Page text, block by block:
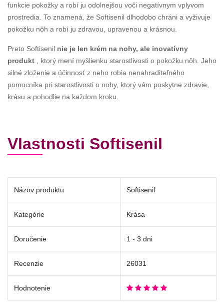
funkcie pokožky a robí ju odolnejšou voči negatívnym vplyvom
prostredia. To znamená, že Softisenil dlhodobo chráni a vyživuje
pokožku nôh a robí ju zdravou, upravenou a krásnou.
Preto Softisenil nie je len krém na nohy, ale inovatívny
produkt , ktorý mení myšlienku starostlivosti o pokožku nôh. Jeho
silné zloženie a účinnosť z neho robia nenahraditeľného
pomocníka pri starostlivosti o nohy, ktorý vám poskytne zdravie,
krásu a pohodlie na každom kroku.
Vlastnosti Softisenil
Názov produktu Softisenil
Kategórie Krása
Doručenie 1 - 3 dni
Recenzie 26031
Hodnotenie